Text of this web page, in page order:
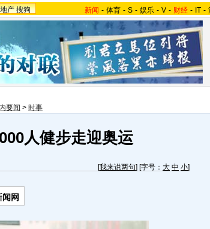
产 搜狗 新闻 - 体育 - S - 娱乐 - V - 财经 - IT -
要闻 > 时事
人健步走迎奥运
[我来说两句] [字号： 大 中 小]
网